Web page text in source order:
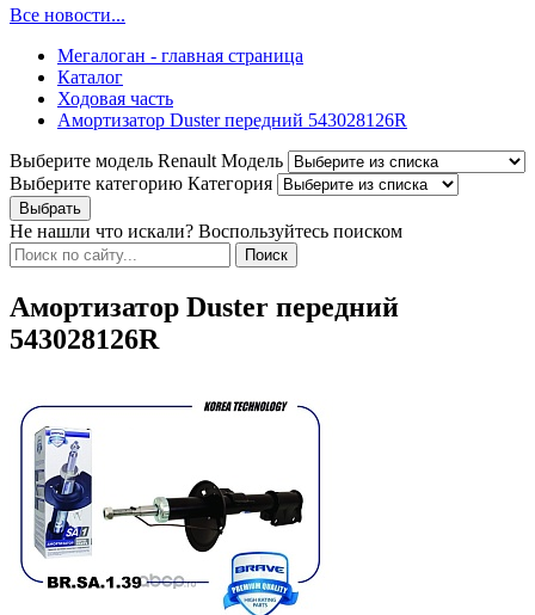
Все новости...
Мегалоган - главная страница
Каталог
Ходовая часть
Амортизатор Duster передний 543028126R
Выберите модель Renault Модель
Выберите категорию Категория
Не нашли что искали? Воспользуйтесь поиском
Амортизатор Duster передний
543028126R